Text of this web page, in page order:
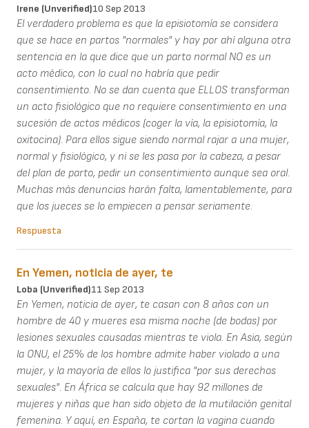
Irene (unverified)10 Sep 2013
El verdadero problema es que la episiotomía se considera
que se hace en partos "normales" y hay por ahí alguna otra
sentencia en la que dice que un parto normal NO es un
acto médico, con lo cual no habría que pedir
consentimiento. No se dan cuenta que ELLOS transforman
un acto fisiológico que no requiere consentimiento en una
sucesión de actos médicos (coger la vía, la episiotomía, la
oxitocina). Para ellos sigue siendo normal rajar a una mujer,
normal y fisiológico, y ni se les pasa por la cabeza, a pesar
del plan de parto, pedir un consentimiento aunque sea oral.
Muchas más denuncias harán falta, lamentablemente, para
que los jueces se lo empiecen a pensar seriamente.
Respuesta
En Yemen, noticia de ayer, te
Loba (unverified)11 Sep 2013
En Yemen, noticia de ayer, te casan con 8 años con un
hombre de 40 y mueres esa misma noche (de bodas) por
lesiones sexuales causadas mientras te viola. En Asia, según
la ONU, el 25% de los hombre admite haber violado a una
mujer, y la mayoría de ellos lo justifica "por sus derechos
sexuales". En África se calcula que hay 92 millones de
mujeres y niñas que han sido objeto de la mutilación genital
femenina. Y aquí, en España, te cortan la vagina cuando